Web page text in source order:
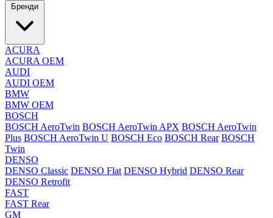
Бренди
ACURA
ACURA OEM
AUDI
AUDI OEM
BMW
BMW OEM
BOSCH
BOSCH AeroTwin BOSCH AeroTwin APX BOSCH AeroTwin
Plus BOSCH AeroTwin U BOSCH Eco BOSCH Rear BOSCH
Twin
DENSO
DENSO Classic DENSO Flat DENSO Hybrid DENSO Rear
DENSO Retrofit
FAST
FAST Rear
GM